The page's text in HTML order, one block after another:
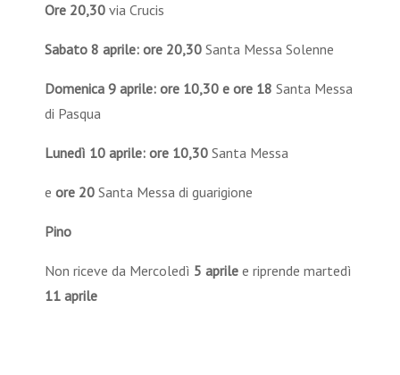
Ore 20,30 via Crucis
Sabato 8 aprile: ore 20,30 Santa Messa Solenne
Domenica 9 aprile: ore 10,30 e ore 18 Santa Messa
di Pasqua
Lunedì 10 aprile: ore 10,30 Santa Messa
e ore 20 Santa Messa di guarigione
Pino
Non riceve da Mercoledì 5 aprile e riprende martedì
11 aprile